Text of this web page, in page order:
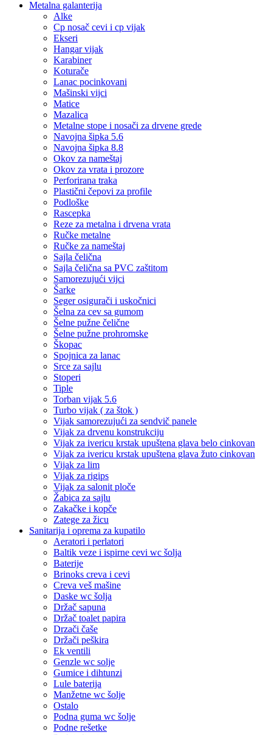
Metalna galanterija
Alke
Cp nosač cevi i cp vijak
Ekseri
Hangar vijak
Karabiner
Koturače
Lanac pocinkovani
Mašinski vijci
Matice
Mazalica
Metalne stope i nosači za drvene grede
Navojna šipka 5.6
Navojna šipka 8.8
Okov za nameštaj
Okov za vrata i prozore
Perforirana traka
Plastični čepovi za profile
Podloške
Rascepka
Reze za metalna i drvena vrata
Ručke metalne
Ručke za nameštaj
Sajla čelična
Sajla čelična sa PVC zaštitom
Samorezujući vijci
Šarke
Seger osigurači i uskočnici
Šelna za cev sa gumom
Šelne pužne čelične
Šelne pužne prohromske
Škopac
Spojnica za lanac
Srce za sajlu
Stoperi
Tiple
Torban vijak 5.6
Turbo vijak ( za štok )
Vijak samorezujući za sendvič panele
Vijak za drvenu konstrukciju
Vijak za ivericu krstak upuštena glava belo cinkovan
Vijak za ivericu krstak upuštena glava žuto cinkovan
Vijak za lim
Vijak za rigips
Vijak za salonit ploče
Žabica za sajlu
Zakačke i kopče
Zatege za žicu
Sanitarija i oprema za kupatilo
Aeratori i perlatori
Baltik veze i ispirne cevi wc šolja
Baterije
Brinoks creva i cevi
Creva veš mašine
Daske wc šolja
Držač sapuna
Držač toalet papira
Drzači čaše
Držači peškira
Ek ventili
Genzle wc solje
Gumice i dihtunzi
Lule baterija
Manžetne wc šolje
Ostalo
Podna guma wc šolje
Podne rešetke